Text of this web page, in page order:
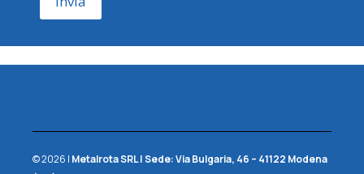
© 2026 | Metalrota SRL|Sede:Via Bulgaria, 46 – 41122 Modena